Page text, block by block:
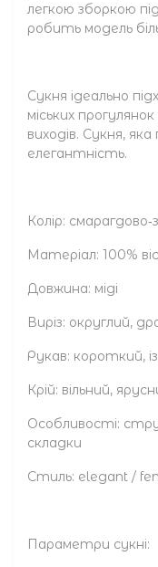
легкою зборкою
робить модель
Сукня ідеально
міських
виходів. Сукня,
елегантність.
Колір:
Матеріал: 100%
Довжина: міді
Виріз: округлий,
Рукав: короткий,
Крій: вільний,
Особливості:
складки
Стиль: elegant /
Параметри сукні: